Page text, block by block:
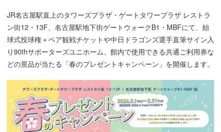
JR名古屋駅直上のタワーズプラザ・ゲートタワープラザ レストラ
ン街12・13F、名古屋駅地下街ゲートウォークB1・MBFにて、始
球式投球権＋ペア観戦チケットや中日ドラゴンズ選手直筆サイン入
り90thサポーターズユニホーム、館内で使用できる共通ご利用券な
どの景品が当たる「春のプレゼントキャンペーン」を開催します。